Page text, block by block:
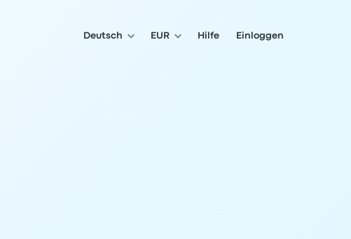
Deutsch EUR Hilfe Einloggen